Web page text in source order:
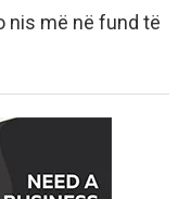
nis më në fund të